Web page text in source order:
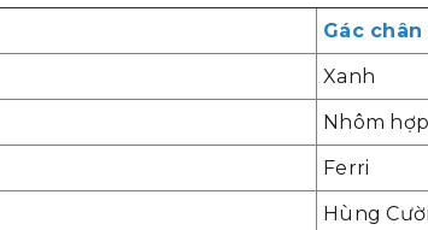
Gác chân
Xanh
Nhôm
Ferri
Hùng